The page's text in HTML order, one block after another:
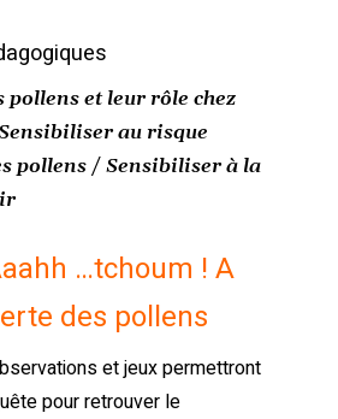
pollens et leur rôle chez
au risque
pollens / Sensibiliser à la
…tchoum ! A
des pollens
et jeux permettront
pour retrouver le